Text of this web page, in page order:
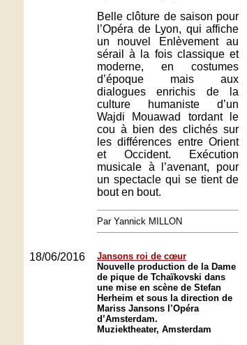
Belle clôture de saison pour
l’Opéra de Lyon, qui affiche
un nouvel Enlèvement au
sérail à la fois classique et
moderne, en costumes
d’époque mais aux
dialogues enrichis de la
culture humaniste d’un
Wajdi Mouawad tordant le
cou à bien des clichés sur
les différences entre Orient
et Occident. Exécution
musicale à l’avenant, pour
un spectacle qui se tient de
bout en bout.
Par Yannick MILLON
18/06/2016
Jansons roi de cœur
Nouvelle production de la Dame
de pique de Tchaïkovski dans
une mise en scène de Stefan
Herheim et sous la direction de
Mariss Jansons l’Opéra
d’Amsterdam.
Muziektheater, Amsterdam